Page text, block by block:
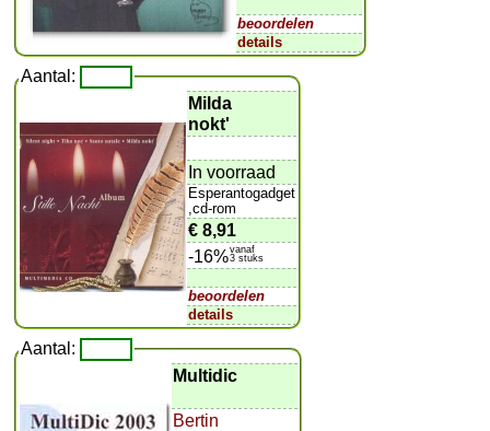
beoordelen
details
Aantal:
Milda
nokt'
In voorraad
Esperantogadget
,cd-rom
€ 8,91
-16%vanaf
3 stuks
beoordelen
details
Aantal:
Multidic
Bertin